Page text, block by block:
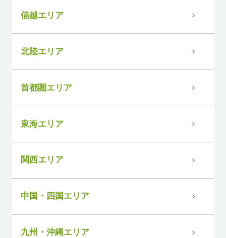
信越エリア
北陸エリア
首都圏エリア
東海エリア
関西エリア
中国・四国エリア
九州・沖縄エリア